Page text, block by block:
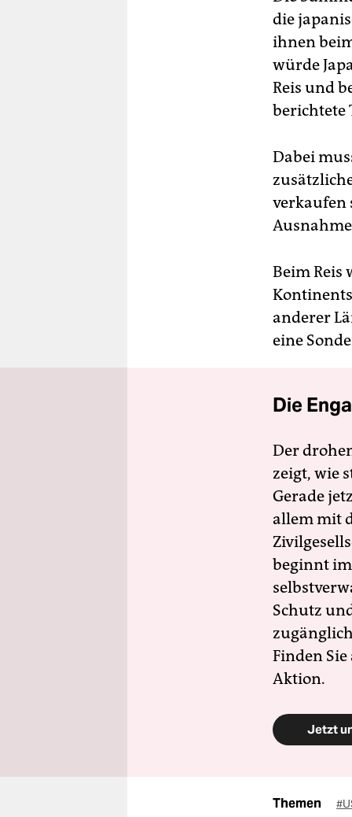
die
ihnen
würde
Reis und
berichtete
Dabei
verkaufen
Beim Reis
anderer
eine
Die
Der
zeigt, wie
Gerade
allem mit
beginnt
Schutz
Finden
Aktion.
Jetzt
Themen